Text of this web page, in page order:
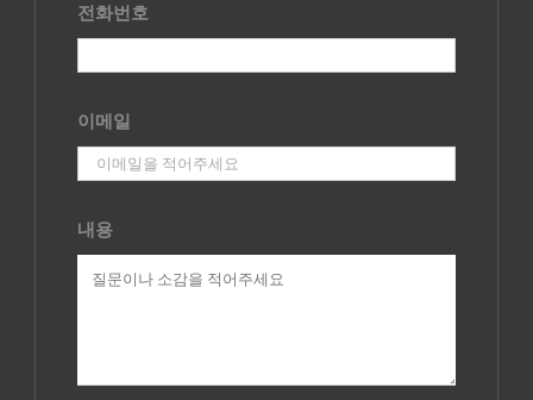
전화번호
이메일
내용